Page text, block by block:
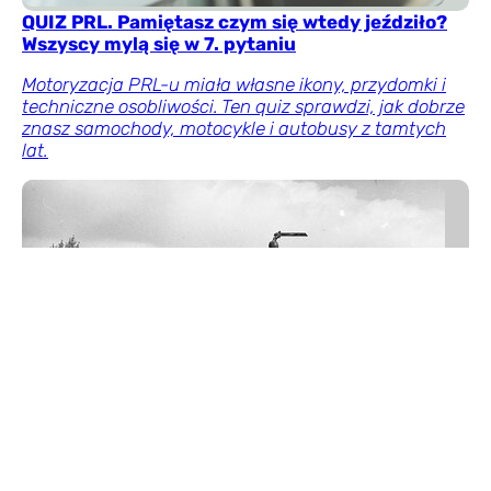
QUIZ PRL. Pamiętasz czym się wtedy jeździło?
Wszyscy mylą się w 7. pytaniu
Motoryzacja PRL-u miała własne ikony, przydomki i
techniczne osobliwości. Ten quiz sprawdzi, jak dobrze
znasz samochody, motocykle i autobusy z tamtych
lat.